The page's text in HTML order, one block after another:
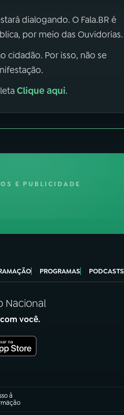
dialogando. O Fala.BR é
por meio das Ouvidorias.
cidadão. Por isso, não se
Clique aqui.
E PUBLICIDADE
PROGRAMAS PODCASTS
Nacional
você.
à